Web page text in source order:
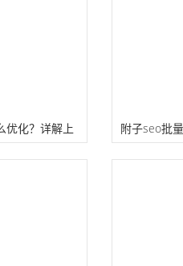
优化？详解上
附子seo批
动化养权重